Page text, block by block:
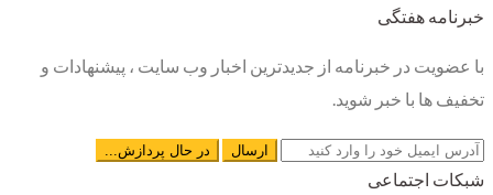
خبرنامه هفتگی
با عضویت در خبرنامه از جدیدترین اخبار وب سایت ، پیشنهادات و
تخفیف ها با خبر شوید.
شبکات اجتماعی